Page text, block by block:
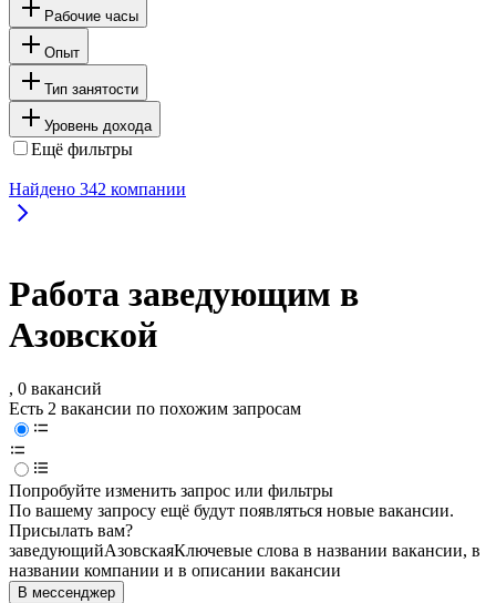
Рабочие часы
Опыт
Тип занятости
Уровень дохода
Ещё фильтры
Найдено 342 компании
Работа заведующим в
Азовской
, 0 вакансий
Есть 2 вакансии по похожим запросам
Попробуйте изменить запрос или фильтры
По вашему запросу ещё будут появляться новые вакансии.
Присылать вам?
заведующийАзовскаяКлючевые слова в названии вакансии, в
названии компании и в описании вакансии
В мессенджер